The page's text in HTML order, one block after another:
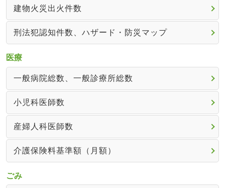
建物火災出火件数
刑法犯認知件数、ハザード・防災マップ
医療
一般病院総数、一般診療所総数
小児科医師数
産婦人科医師数
介護保険料基準額（月額）
ごみ